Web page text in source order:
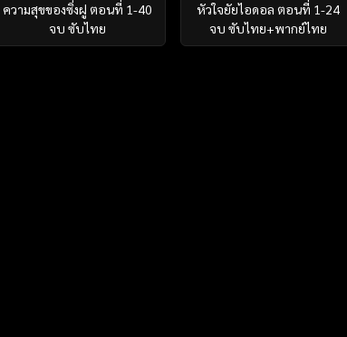
ความสุขของซิ่งฝู ตอนที่ 1-40
จบ ซับไทย
หัวใจยัยไอดอล ตอนที่ 1-24
จบ ซับไทย+พากย์ไทย